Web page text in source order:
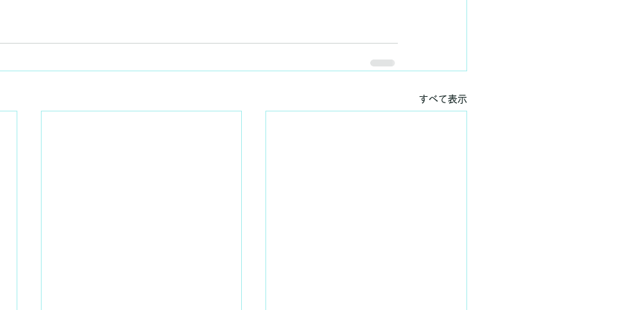
すべて表示